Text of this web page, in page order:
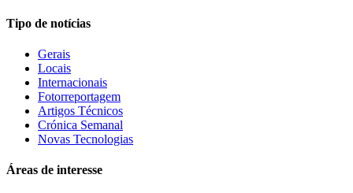
Tipo de notícias
Gerais
Locais
Internacionais
Fotorreportagem
Artigos Técnicos
Crónica Semanal
Novas Tecnologias
Áreas de interesse